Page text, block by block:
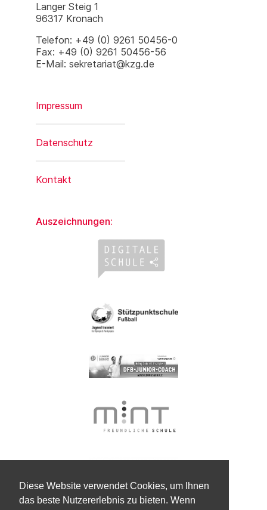
Diese Website verwendet Cookies, um Ihnen
das beste Nutzererlebnis zu bieten. Wenn
Langer Steig 1
96317 Kronach
Telefon: +49 (0) 9261 50456-0
Fax: +49 (0) 9261 50456-56
E-Mail: sekretariat@kzg.de
Impressum
Datenschutz
Kontakt
Auszeichnungen: